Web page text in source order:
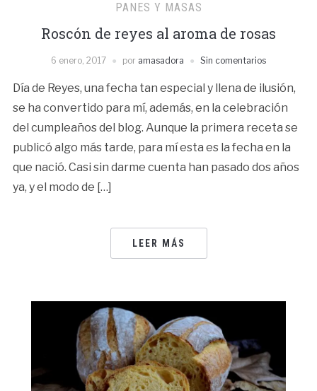
PANES Y MASAS
Roscón de reyes al aroma de rosas
6 enero, 2017 por amasadora Sin comentarios
Día de Reyes, una fecha tan especial y llena de ilusión,
se ha convertido para mí, además, en la celebración
del cumpleaños del blog. Aunque la primera receta se
publicó algo más tarde, para mí esta es la fecha en la
que nació. Casi sin darme cuenta han pasado dos años
ya, y el modo de […]
LEER MÁS